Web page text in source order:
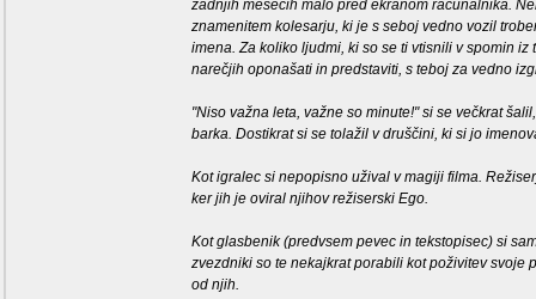
zadnjih mesecih malo pred ekranom računalnika.
znamenitem kolesarju, ki je s seboj vedno vozil
imena. Za koliko ljudmi, ki so se ti vtisnili v spomin
narečjih oponašati in predstaviti, s teboj za vedno
"Niso važna leta, važne so minute!" si se večkrat
barka. Dostikrat si se tolažil v druščini, ki si jo
Kot igralec si nepopisno užival v magiji filma.
ker jih je oviral njihov režiserski Ego.
Kot glasbenik (predvsem pevec in tekstopisec) si
zvezdniki so te nekajkrat porabili kot poživitev svoje
od njih.